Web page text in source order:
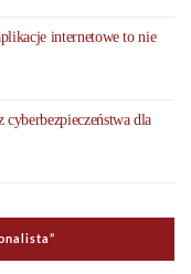
internetowe to nie
dla